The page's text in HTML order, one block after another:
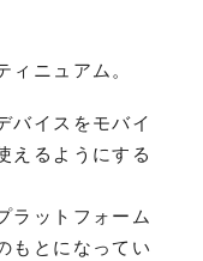
ィニュアム。
バイスをモバイ
えるようにする
ラットフォーム
もとになってい